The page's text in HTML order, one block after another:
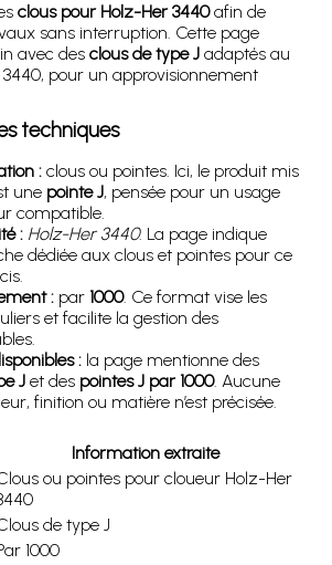
clous pour Holz-Her 3440afin de
sans interruption. Cette page
avec des clous de type J adaptés au
pour un approvisionnement
techniques
: clous ou pointes. Ici, le produit mis
une pointe J, pensée pour un usage
compatible.
: Holz-Her 3440. La page indique
dédiée aux clous et pointes pour ce
: par 1000. Ce format vise les
et facilite la gestion des
: la page mentionne des
J et des pointes J par 1000. Aucune
finition ou matière n’est précisée.
Information extraite
ou pointes pour cloueur Holz-Her
de type J
1000